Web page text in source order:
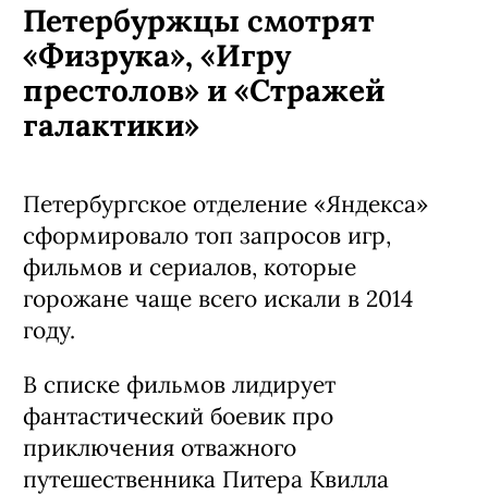
Петербуржцы смотрят
«Физрука», «Игру
престолов» и «Стражей
галактики»
Петербургское отделение «Яндекса»
сформировало топ запросов игр,
фильмов и сериалов, которые
горожане чаще всего искали в 2014
году.
В списке фильмов лидирует
фантастический боевик про
приключения отважного
путешественника Питера Квилла